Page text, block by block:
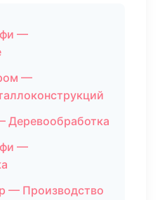
—
—
Деревообработка
—
— Производство